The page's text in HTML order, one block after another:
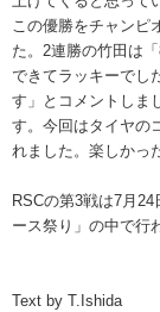
この優勝をチャンピ
た。2連勝の竹田は
できてラッキーでし
す」とコメントしま
す。今回はタイヤの
れました。楽しかっ
RSCの第3戦は7月
ース祭り」の中で行
Text by T.Ishida